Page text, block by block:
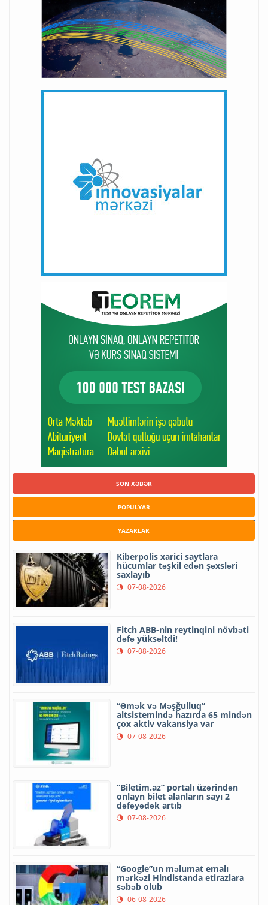
SON XƏBƏR
POPULYAR
YAZARLAR
Kiberpolis xarici saytlara
hücumlar təşkil edən şəxsləri
saxlayıb
07-08-2026
Fitch ABB-nin reytinqini növbəti
dəfə yüksəltdi!
07-08-2026
“Əmək və Məşğulluq”
altsistemində hazırda 65 mindən
çox aktiv vakansiya var
07-08-2026
“Biletim.az” portalı üzərindən
onlayn bilet alanların sayı 2
dəfəyədək artıb
07-08-2026
“Google”un məlumat emalı
mərkəzi Hindistanda etirazlara
səbəb olub
06-08-2026